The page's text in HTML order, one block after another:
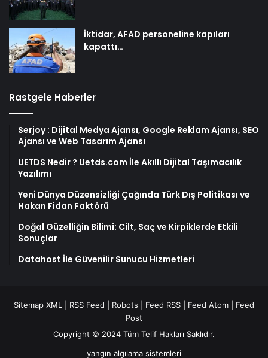
İktidar, AFAD personeline kapıları
kapattı…
Rastgele Haberler
Serjoy : Dijital Medya Ajansı, Google Reklam Ajansı, SEO
Ajansı ve Web Tasarım Ajansı
UETDS Nedir ? Uetds.com İle Akıllı Dijital Taşımacılık
Yazılımı
Yeni Dünya Düzensizliği Çağında Türk Dış Politikası ve
Hakan Fidan Faktörü
Doğal Güzelliğin Bilimi: Cilt, Saç ve Kirpiklerde Etkili
Sonuçlar
Datahost İle Güvenilir Sunucu Hizmetleri
Sitemap XML RSS Feed Robots Feed RSS Feed Atom
Feed
Post
Copyright © 2024 Tüm Telif Hakları Saklıdır.
yangın algılama sistemleri